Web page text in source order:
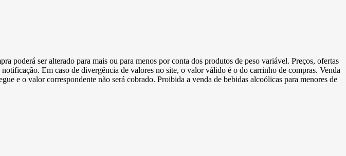
poderá ser alterado para mais ou para menos por conta dos produtos de peso variável. Preços, ofertas
Em caso de divergência de valores no site, o valor válido é o do carrinho de compras. Venda
e o valor correspondente não será cobrado. Proibida a venda de bebidas alcoólicas para menores de